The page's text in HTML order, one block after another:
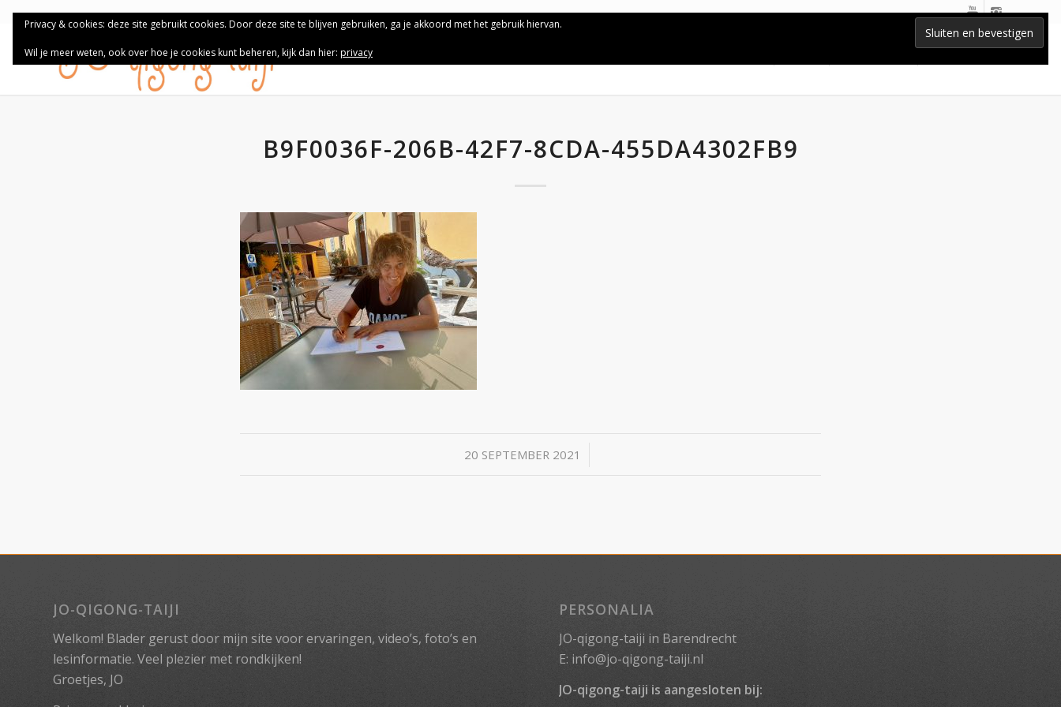
B9F0036F-206B-42F7-8CDA-455DA4302FB9
20 SEPTEMBER 2021
/
JO-QIGONG-TAIJI
Welkom! Blader gerust door mijn site voor ervaringen, video’s, foto’s en
lesinformatie. Veel plezier met rondkijken!
Groetjes, JO
PERSONALIA
JO-qigong-taiji in Barendrecht
E: info@jo-qigong-taiji.nl
JO-qigong-taiji is aangesloten bij:
Privacy & cookies: deze site gebruikt cookies. Door deze site te blijven gebruiken, ga je akkoord met het gebruik hiervan.
Wil je meer weten, ook over hoe je cookies kunt beheren, kijk dan hier: privacy